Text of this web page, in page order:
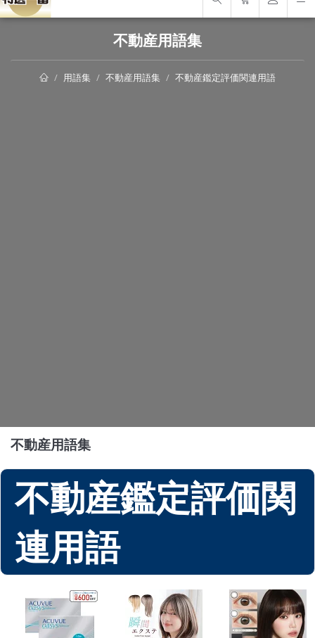
不動産用語集
用語集 不動産用語集 不動産鑑定評価関連用語
不動産用語集
不動産鑑定評価関
連用語